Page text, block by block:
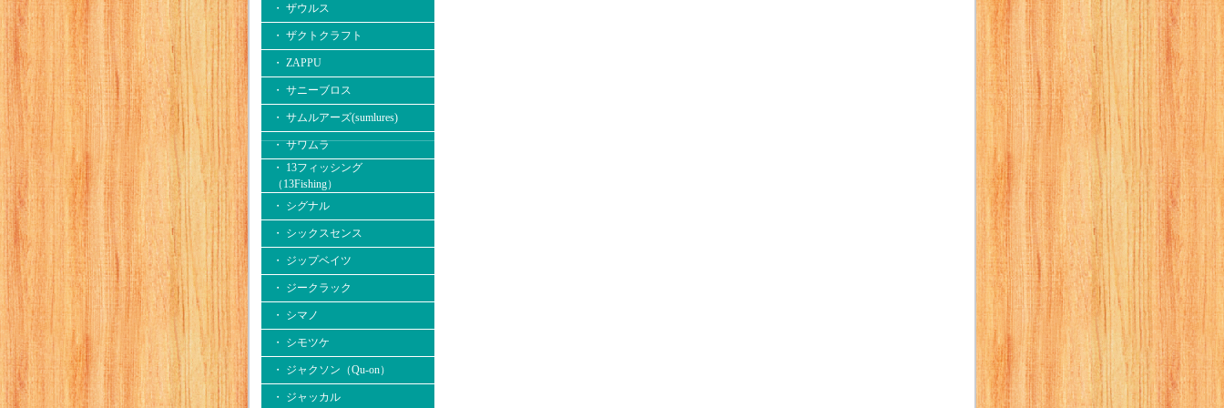
・ ザウルス
・ ザクトクラフト
・ ZAPPU
・ サニーブロス
・ サムルアーズ(sumlures)
・ サワムラ
・ 13フィッシング
（13Fishing）
・ シグナル
・ シックスセンス
・ ジップベイツ
・ ジークラック
・ シマノ
・ シモツケ
・ ジャクソン（Qu-on）
・ ジャッカル